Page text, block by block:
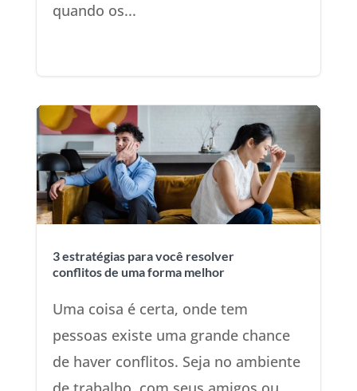
quando os...
3 estratégias para você resolver
conflitos de uma forma melhor
Uma coisa é certa, onde tem
pessoas existe uma grande chance
de haver conflitos. Seja no ambiente